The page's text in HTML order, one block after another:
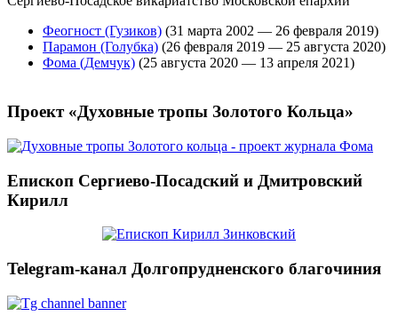
Феогност (Гузиков) (31 марта 2002 — 26 февраля 2019)
Парамон (Голубка) (26 февраля 2019 — 25 августа 2020)
Фома (Демчук) (25 августа 2020 — 13 апреля 2021)
Проект «Духовные тропы Золотого Кольца»
Епископ Сергиево-Посадский и Дмитровский
Кирилл
Telegram-канал Долгопрудненского благочиния